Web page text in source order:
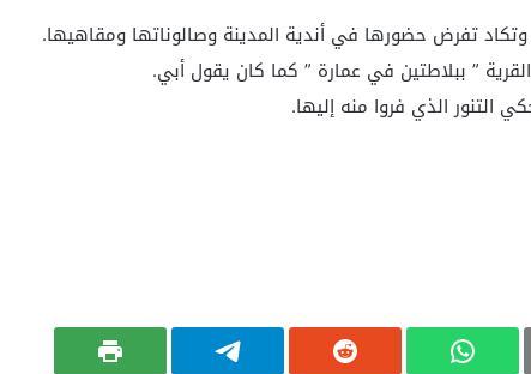
تفرض حضورها في أندية المدينة وصالوناتها ومقاهيها.
” ببلاطتين في عمارة ” كما كان يقول أبي.
التنور الذي فروا منه إليها.